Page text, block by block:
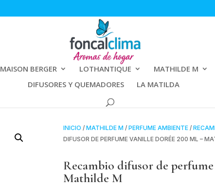
MAISON BERGER LOTHANTIQUE MATHILDE M
DIFUSORES Y QUEMADORES
LA MATILDA
INICIO /MATHILDE M /PERFUME AMBIENTE /
DIFUSOR DE PERFUME VANILLE DORÉE 200 ML –
Recambio difusor de
Mathilde M